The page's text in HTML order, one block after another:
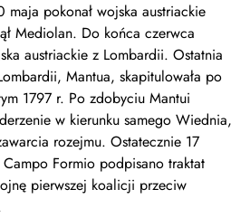
maja pokonał wojska austriackie
Mediolan. Do końca czerwca
austriackie z Lombardii. Ostatnia
Mantua, skapitulowała po
1797 r. Po zdobyciu Mantui
w kierunku samego Wiednia,
rozejmu. Ostatecznie 17
Formio podpisano traktat
pierwszej koalicji przeciw